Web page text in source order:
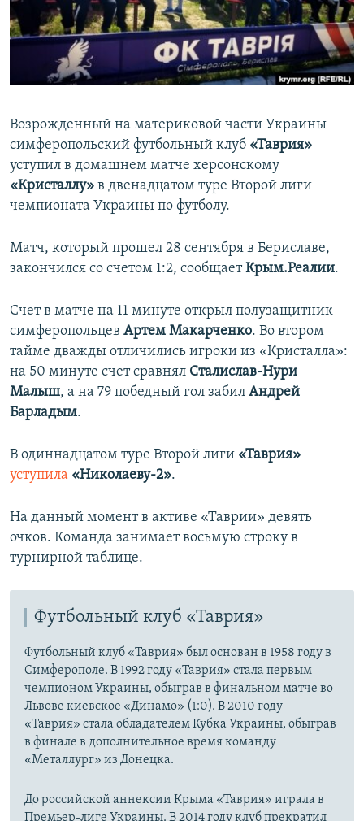
ПОБЕДИТЕЛЕЙ НЕ СУДЯТ?
КРЫМ.НЕПОКОРЕННЫЙ
ELIFBE
ПРИСОЕДИНЯЙТЕСЬ!
Все сайты RFE/RL
Возрожденный на материковой части Украины
симферопольский футбольный клуб «Таврия»
уступил в домашнем матче херсонскому
«Кристаллу» в двенадцатом туре Второй лиги
чемпионата Украины по футболу.
Матч, который прошел 28 сентября в Бериславе,
закончился со счетом 1:2, сообщаетКрым.Реалии.
Счет в матче на 11 минуте открыл полузащитник
симферопольцев Артем Макарченко. Во втором
тайме дважды отличились игроки из «Кристалла»:
на 50 минуте счет сравнял Сталислав-Нури
Малыш, а на 79 победный гол забил Андрей
Барладым.
В одиннадцатом туре Второй лиги «Таврия»
уступила «Николаеву-2».
На данный момент в активе «Таврии» девять
очков. Команда занимает восьмую строку в
турнирной таблице.
Футбольный клуб «Таврия»
Футбольный клуб «Таврия» был основан в 1958 году в
Симферополе. В 1992 году «Таврия» стала первым
чемпионом Украины, обыграв в финальном матче во
Львове киевское «Динамо» (1:0). В 2010 году
«Таврия» стала обладателем Кубка Украины, обыграв
в финале в дополнительное время команду
«Металлург» из Донецка.
До российской аннексии Крыма «Таврия» играла в
Премьер-лиге Украины. В 2014 году клуб прекратил